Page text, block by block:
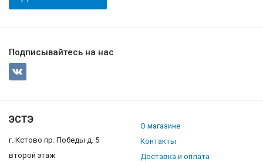
Подписывайтесь на нас
ЭСТЭ
г. Кстово пр. Победы д. 5
второй этаж
О магазине
Контакты
Доставка и оплата